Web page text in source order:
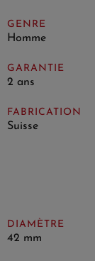
GENRE
Homme
GARANTIE
2 ans
FABRICATION
Suisse
DIAMÈTRE
42 mm